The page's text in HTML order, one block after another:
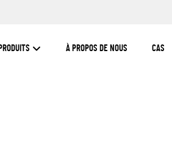
PRODUITS À PROPOS DE NOUS CAS